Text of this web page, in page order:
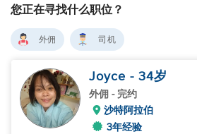
您正在寻找什么职位？
外佣 司机
Joyce - 34岁
外佣 - 完约
沙特阿拉伯
3年经验